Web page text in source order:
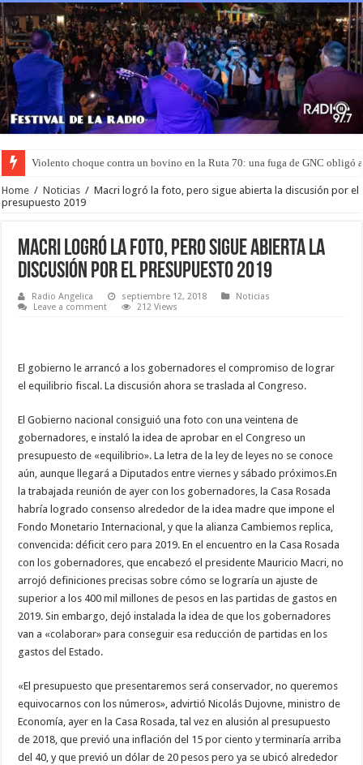
Violento choque contra un bovino en la Ruta 70: una fuga de GNC obligó
Murió el joven que había sido rociado con nafta y prendido fuego en San
Home / Noticias / Macri logró la foto, pero sigue abierta la discusión por el
presupuesto 2019
Macri logró la foto, pero sigue abierta la
discusión por el presupuesto 2019
Radio Angelica septiembre 12, 2018
Noticias
Leave a comment
212 Views
El gobierno le arrancó a los gobernadores el compromiso de lograr
el equilibrio fiscal. La discusión ahora se traslada al Congreso.
El Gobierno nacional consiguió una foto con una veintena de
gobernadores, e instaló la idea de aprobar en el Congreso un
presupuesto de «equilibrio». La letra de la ley de leyes no se conoce
aún, aunque llegará a Diputados entre viernes y sábado próximos.En
la trabajada reunión de ayer con los gobernadores, la Casa Rosada
habría logrado consenso alrededor de la idea madre que impone el
Fondo Monetario Internacional, y que la alianza Cambiemos replica,
convencida: déficit cero para 2019. En el encuentro en la Casa Rosada
con los gobernadores, que encabezó el presidente Mauricio Macri, no
arrojó definiciones precisas sobre cómo se lograría un ajuste de
superior a los 400 mil millones de pesos en las partidas de gastos en
2019. Sin embargo, dejó instalada la idea de que los gobernadores
van a «colaborar» para conseguir esa reducción de partidas en los
gastos del Estado.
«El presupuesto que presentaremos será conservador, no queremos
equivocarnos con los números», advirtió Nicolás Dujovne, ministro de
Economía, ayer en la Casa Rosada, tal vez en alusión al presupuesto
de 2018, que previó una inflación del 15 por ciento y terminaría arriba
del 40, y que previó un dólar de 20 pesos pero ya se ubicó alrededor